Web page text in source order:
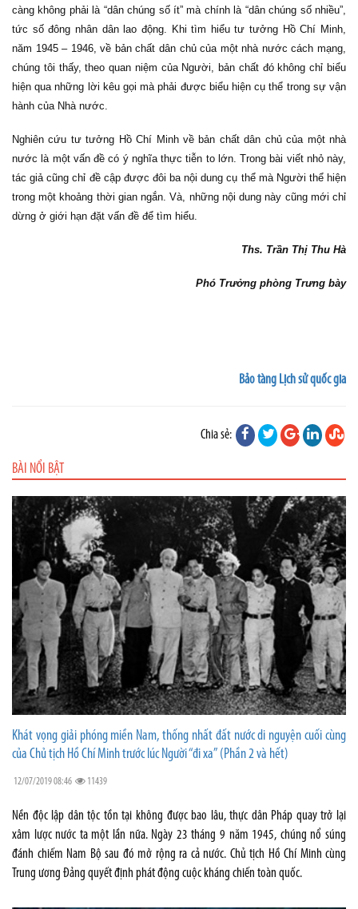
càng không phải là “dân chúng số ít” mà chính là “dân chúng số nhiều”,
tức số đông nhân dân lao động. Khi tìm hiểu tư tưởng Hồ Chí Minh,
năm 1945 – 1946, về bản chất dân chủ của một nhà nước cách mạng,
chúng tôi thấy, theo quan niệm của Người, bản chất đó không chỉ biểu
hiện qua những lời kêu gọi mà phải được biểu hiện cụ thể trong sự vận
hành của Nhà nước.
Nghiên cứu tư tưởng Hồ Chí Minh về bản chất dân chủ của một nhà
nước là một vấn đề có ý nghĩa thực tiễn to lớn. Trong bài viết nhỏ này,
tác giả cũng chỉ đề cập được đôi ba nội dung cụ thể mà Người thể hiện
trong một khoảng thời gian ngắn. Và, những nội dung này cũng mới chỉ
dừng ở giới hạn đặt vấn đề để tìm hiểu.
Ths. Trần Thị Thu Hà
Phó Trưởng phòng Trưng bày
Bảo tàng Lịch sử quốc gia
Chia sẻ:
BÀI NỔI BẬT
Khát vọng giải phóng miền Nam, thống nhất đất nước di nguyện cuối cùng
của Chủ tịch Hồ Chí Minh trước lúc Người “đi xa” (Phần 2 và hết)
12/07/2019 08:46 11439
Nền độc lập dân tộc tồn tại không được bao lâu, thực dân Pháp quay trở lại
xâm lược nước ta một lần nữa. Ngày 23 tháng 9 năm 1945, chúng nổ súng
đánh chiếm Nam Bộ sau đó mở rộng ra cả nước. Chủ tịch Hồ Chí Minh cùng
Trung ương Đảng quyết định phát động cuộc kháng chiến toàn quốc.